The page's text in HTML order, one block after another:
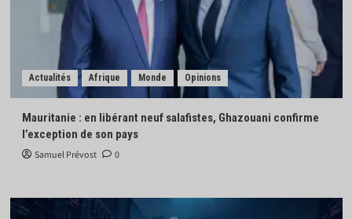
Actualités Afrique Monde Opinions
Mauritanie : en libérant neuf salafistes, Ghazouani confirme
l’exception de son pays
Samuel Prévost 0